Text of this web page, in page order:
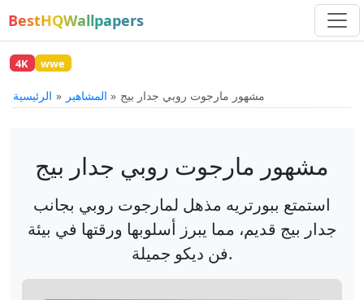
BestHQWallpapers
4K wwe
الرئيسية المشاهير مشهور مارجوت روبي جدار بيج
مشهور مارجوت روبي جدار بيج
استمتع ببورتريه مذهل لمارجوت روبي بجانب
جدار بيج قديم، مما يبرز أسلوبها ورقتها في بيئة
فن ديكو جميلة.